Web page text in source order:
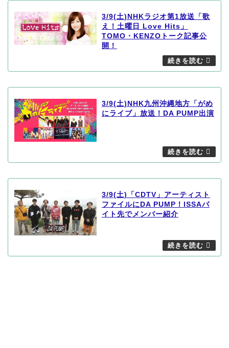
3/9(土)NHKラジオ第1放送「歌
え！土曜日 Love Hits」
TOMO・KENZOトーク記事公
開！
3/9(土)NHK九州沖縄地方「がめ
にライブ」放送！DA PUMP出演
3/9(土)「CDTV」アーティスト
ファイルにDA PUMP！ISSAバ
イト先でメンバー紹介